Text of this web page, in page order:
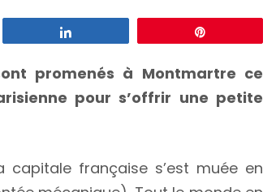
promenés à Montmartre ce
pour s’offrir une petite
française s’est muée en